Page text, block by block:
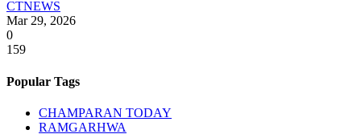
CTNEWS
Mar 29, 2026
0
159
Popular Tags
CHAMPARAN TODAY
RAMGARHWA